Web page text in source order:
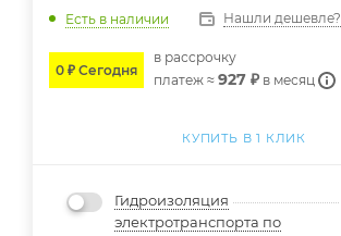
Есть в наличии Нашли дешевле?
0 ₽ Сегодня
в расcрочку
платеж ≈ 927 ₽ в месяц
КУПИТЬ В 1 КЛИК
Гидроизоляция
электротранспорта по